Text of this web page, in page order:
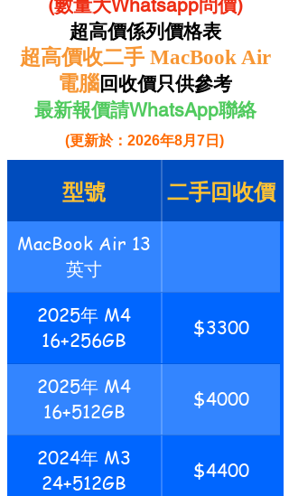
(數量大Whatsapp問價)
超高價係列價格表
超高價收二手 MacBook Air
電腦回收價只供參考
最新報價請WhatsApp聯絡
(更新於：2026年8月7日)
型號 二手回收價
MacBook Air 13
英寸
2025年 M4
16+256GB
$3300
2025年 M4
16+512GB
$4000
2024年 M3
24+512GB
$4400